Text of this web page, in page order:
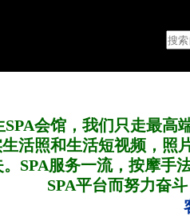
会馆，我们只走最
活照和生活短视频，照
SPA服务一流，按摩手
SPA平台而努力奋斗